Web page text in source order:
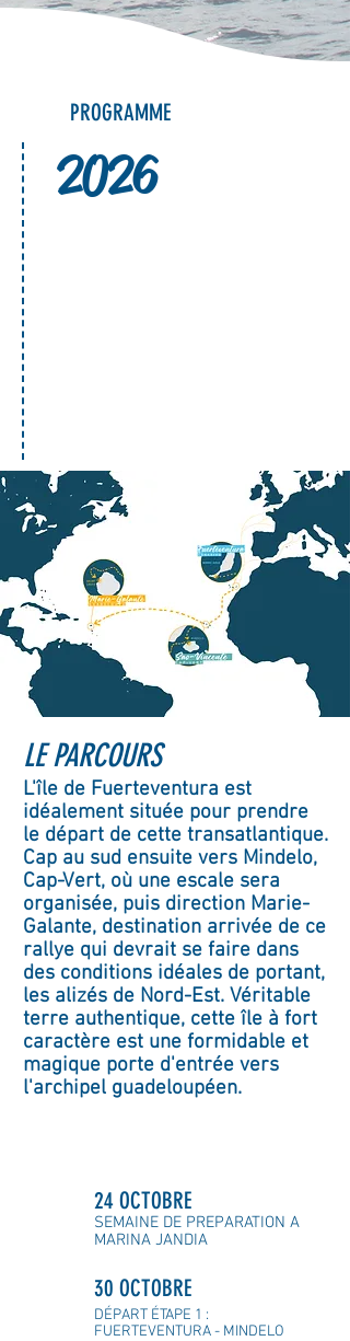
PROGRAMME
2026
LE PARCOURS
L'île de Fuerteventura est
idéalement située pour prendre
le départ de cette transatlantique.
Cap au sud ensuite vers Mindelo,
Cap-Vert, où une escale sera
organisée, puis direction Marie-
Galante, destination arrivée de ce
rallye qui devrait se faire dans
des conditions idéales de portant,
les alizés de Nord-Est. Véritable
terre authentique, cette île à fort
caractère est une formidable et
magique porte d'entrée vers
l'archipel guadeloupéen.
24 OCTOBRE
SEMAINE DE PREPARATION A
MARINA JANDIA
30 OCTOBRE
DÉPART ÉTAPE 1 :
FUERTEVENTURA - MINDELO